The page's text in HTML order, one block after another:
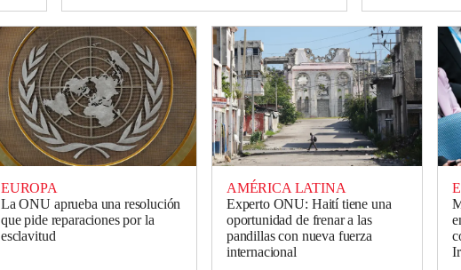
EUROPA
La ONU aprueba una resolución
que pide reparaciones por la
esclavitud
AMÉRICA LATINA
Experto ONU: Haití tiene una
oportunidad de frenar a las
pandillas con nueva fuerza
internacional